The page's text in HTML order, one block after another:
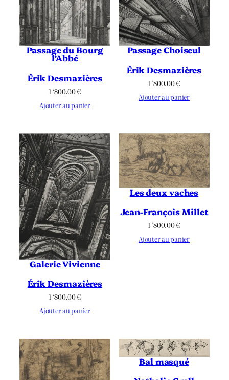
Passage du Bourg
l’Abbé
Érik Desmazières
1 ‘800.00€
Ajouter au panier
Passage Choiseul
Érik Desmazières
1 ‘800.00€
Ajouter au panier
Galerie Vivienne
Érik Desmazières
1 ‘800.00€
Ajouter au panier
Les deux vaches
Jean-François Millet
1 ‘800.00€
Ajouter au panier
Bal masqué